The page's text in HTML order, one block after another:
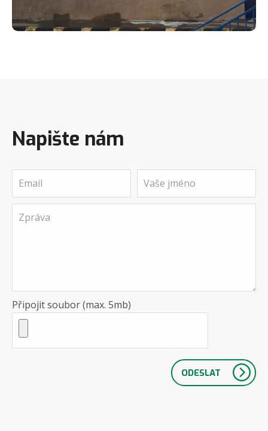
Napište nám
Připojit soubor (max. 5mb)
ODESLAT